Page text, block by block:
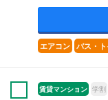
エアコン バス・
賃貸マンション 学割